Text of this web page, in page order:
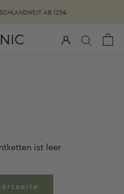
AB 125€
ist leer